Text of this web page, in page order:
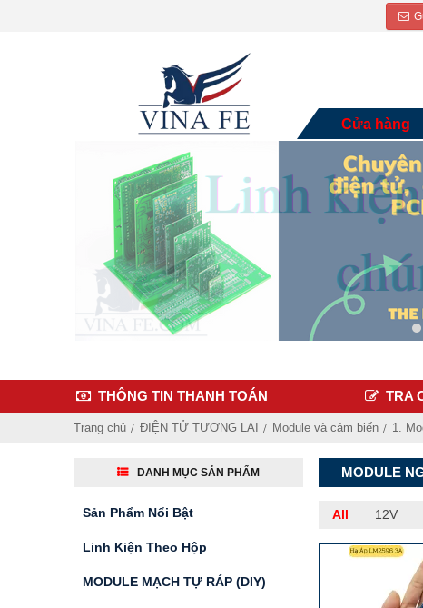
Cửa hàng
THÔNG TIN THANH TOÁN TRA
Trang chủ ĐIỆN TỬ TƯƠNG LAI Module và cảm biến 1.
DANH MỤC SẢN PHẨM
Sản Phẩm Nổi Bật
Linh Kiện Theo Hộp
MODULE MẠCH TỰ RÁP (DIY)
MODULE
All 12V